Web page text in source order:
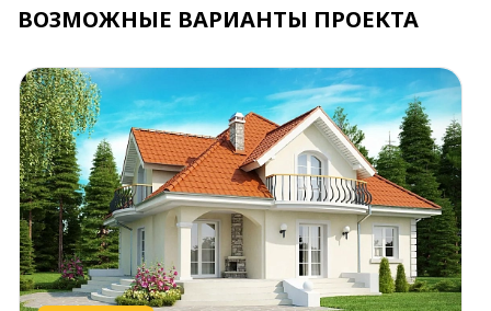
ВОЗМОЖНЫЕ ВАРИАНТЫ ПРОЕКТА